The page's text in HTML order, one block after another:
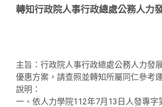
轉知行政院人事行政總處公務人力
主旨：行政院人事行政總處公務人力發
優惠方案，請查照並轉知所屬同仁參考
說明：
一、依人力學院112年7月13日人發專